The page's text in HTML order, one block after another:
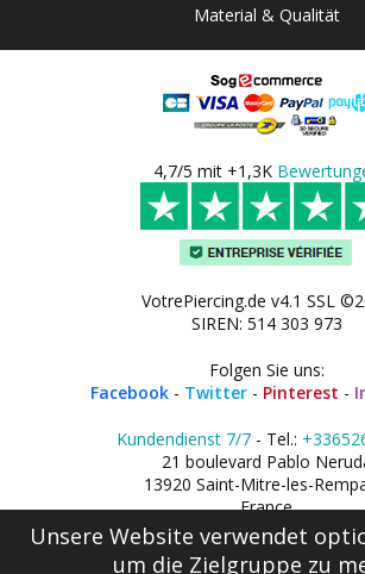
Material & Qualität
4,7/5 mit +1,3K
VotrePiercing.de v4.1 SSL
SIREN: 514 303 973
Folgen Sie uns:
Facebook - Twitter - Pinterest -
Kundendienst 7/7- Tel.:
21 boulevard Pablo
13920 Saint-Mitre-les-
France
Unsere Website verwendet
um die Zielgruppe zu